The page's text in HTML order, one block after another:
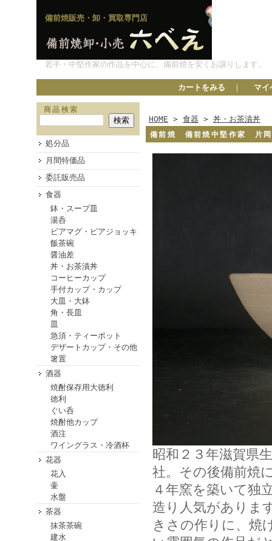
備前焼販売・卸・買取専門店
若手・中堅作家の作品を中心に、備前焼を安くお譲りします。
カートをみる ｜ マイ
商品検索
処分品
月間特価品
委託販売品
食器
鉢・スープ皿
湯呑
ビアマグ・ビアジョッキ
飯茶碗
醤油差
丼・お茶漬丼
コーヒーカップ
手付カップ・カップ
大皿・大鉢
角・長皿
皿
急須・ティーポット
デザートカップ・その他
箸置
酒器
焼酎保存用大徳利
徳利
ぐい呑
焼酎他カップ
酒注
ワイングラス・冷酒杯
花器
花入
壷
水盤
茶器
抹茶茶碗
建水
HOME > 食器 > 丼・お茶漬丼
備前焼 備前焼中堅作家 片
昭和２３年滋賀県
社。その後備前焼
４年窯を築いて独
造り人気がありま
きさの作りに、焼